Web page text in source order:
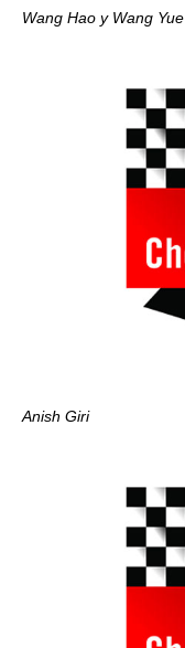
Wang Hao y Wang Yue
Anish Giri